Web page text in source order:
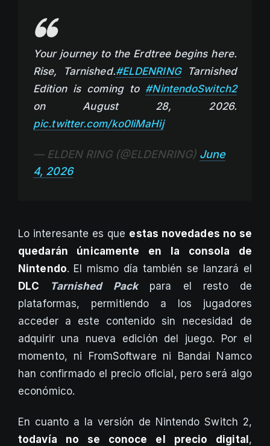
Your journey to the Erdtree begins here.
Rise, Tarnished.#ELDENRINGTarnished
Edition is coming to #NintendoSwitch2
on August 28, 2026.
pic.twitter.com/ko0liMaHij
— ELDEN RING (@ELDENRING) June
4, 2026
Lo interesante es que estas novedades no se
quedarán únicamente en la consola de
Nintendo. El mismo día también se lanzará el
DLC
Tarnished Packpara el resto de
plataformas, permitiendo a los jugadores
acceder a este contenido sin necesidad de
adquirir una nueva edición del juego. Por el
momento, ni FromSoftware ni Bandai Namco
han confirmado el precio oficial, pero será algo
económico.
En cuanto a la versión de Nintendo Switch 2,
todavía no se conoce el precio digital ,